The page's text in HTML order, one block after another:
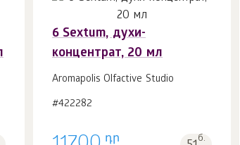
6 Sextum, духи-
концентрат, 20 мл
Aromapolis Olfactive Studio
#422282
դր б.